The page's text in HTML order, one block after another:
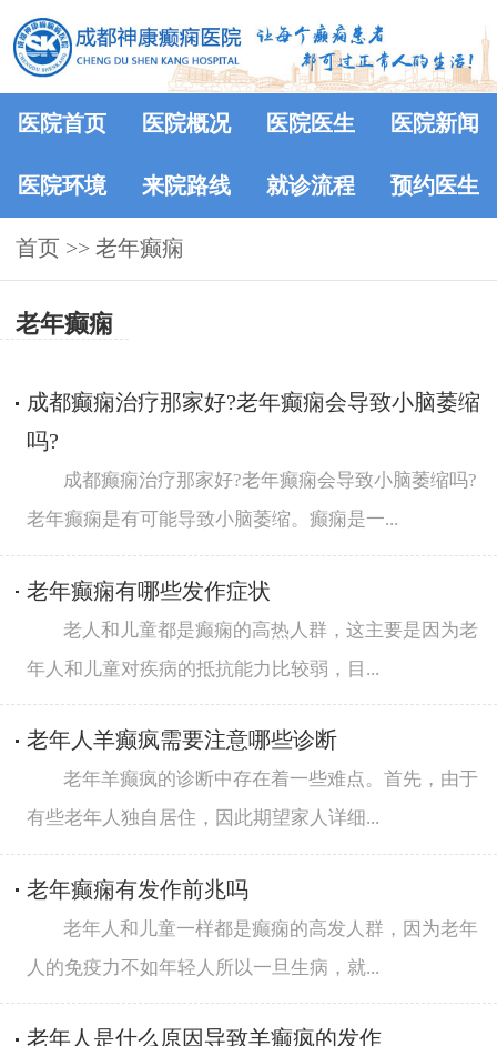
医院首页 医院概况 医院医生 医院新闻
医院环境 来院路线 就诊流程 预约医生
首页 >> 老年癫痫
老年癫痫
成都癫痫治疗那家好?老年癫痫会导致小脑萎缩
吗?
成都癫痫治疗那家好?老年癫痫会导致小脑萎缩吗?
老年癫痫是有可能导致小脑萎缩。癫痫是一...
老年癫痫有哪些发作症状
老人和儿童都是癫痫的高热人群，这主要是因为老
年人和儿童对疾病的抵抗能力比较弱，目...
老年人羊癫疯需要注意哪些诊断
老年羊癫疯的诊断中存在着一些难点。首先，由于
有些老年人独自居住，因此期望家人详细...
老年癫痫有发作前兆吗
老年人和儿童一样都是癫痫的高发人群，因为老年
人的免疫力不如年轻人所以一旦生病，就...
老年人是什么原因导致羊癫疯的发作